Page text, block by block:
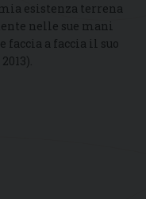
esistenza terrena
nelle sue mani
a faccia il suo